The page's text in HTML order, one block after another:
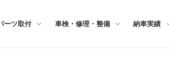
ーツ取付 車検・修理・整備 納車実績